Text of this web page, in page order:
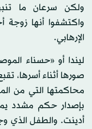
ولكن سرعان ما
واكتشفوا أنها زوجة
الإرهابي.
ليندا أو «حسناء
صورها أثناء أسرها،
محاكمتها التي من
بإصدار حكم مشدد
أدينت. والطفل الذي